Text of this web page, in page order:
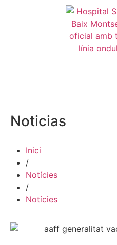
Noticias
Inici
/
Notícies
/
Notícies